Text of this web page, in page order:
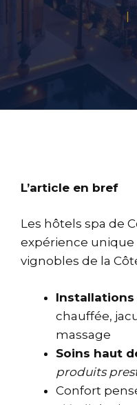
L’article en bref
Les hôtels spa de
expérience
vignobles de la
Installations
chauffée,
massage
Soins haut
produits
Confort